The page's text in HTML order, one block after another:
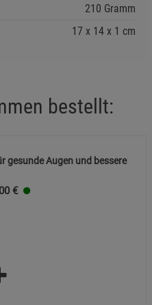
210 Gramm
17 14 1 cm
bestellt:
gesunde Augen und bessere
€